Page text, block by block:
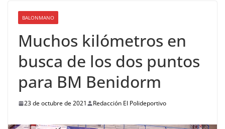
BALONMANO
Muchos kilómetros en
busca de los dos puntos
para BM Benidorm
23 de octubre de 2021 Redacción El Polideportivo